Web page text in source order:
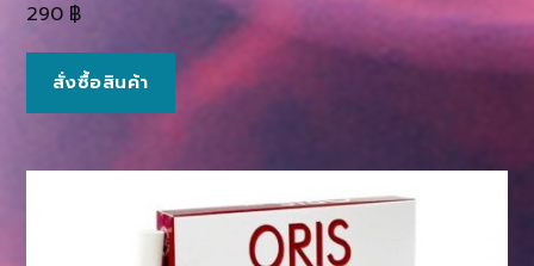
290 ฿
สั่งซื้อสินค้า